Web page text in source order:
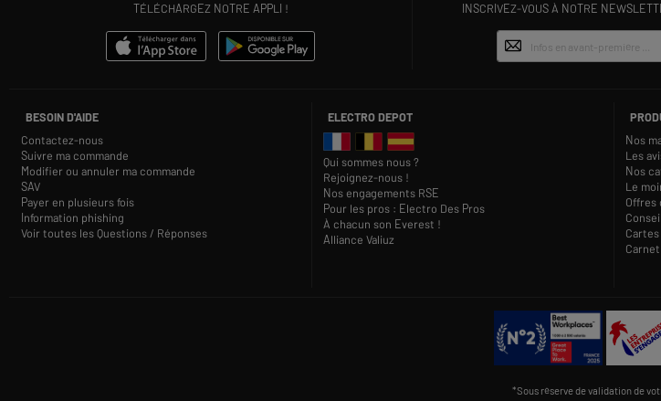
TÉLÉCHARGEZ NOTRE APPLI ! INSCRIVEZ-VOUS À NOTRE
BESOIN D'AIDE
Contactez-nous
Suivre ma commande
Modifier ou annuler ma commande
SAV
Payer en plusieurs fois
Information phishing
Voir toutes les Questions / Réponses
ELECTRO DEPOT
Qui sommes nous ?
Rejoignez-nous !
Nos engagements RSE
Pour les pros : Electro Des Pros
À chacun son Everest !
Alliance Valiuz
Nos
Les
Nos
Le
Offres
*Sous réserve de validation de